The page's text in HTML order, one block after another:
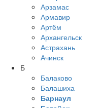
Арзамас
Армавир
Артём
Архангельск
Астрахань
Ачинск
Б
Балаково
Балашиха
Барнаул